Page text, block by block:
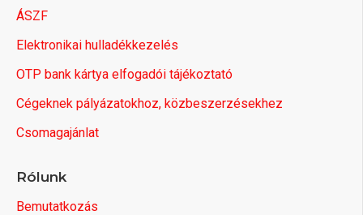
ÁSZF
Elektronikai hulladékkezelés
OTP bank kártya elfogadói tájékoztató
Cégeknek pályázatokhoz, közbeszerzésekhez
Csomagajánlat
Rólunk
Bemutatkozás